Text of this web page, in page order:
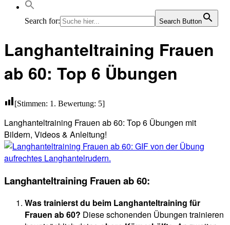
Search for: Search Button
Langhanteltraining Frauen
ab 60: Top 6 Übungen
[Stimmen: 1 . Bewertung: 5]
Langhanteltraining Frauen ab 60: Top 6 Übungen mit
Bildern, Videos & Anleitung!
Langhanteltraining Frauen ab 60:
Was trainierst du beim Langhanteltraining für
Frauen ab 60? Diese schonenden Übungen trainieren